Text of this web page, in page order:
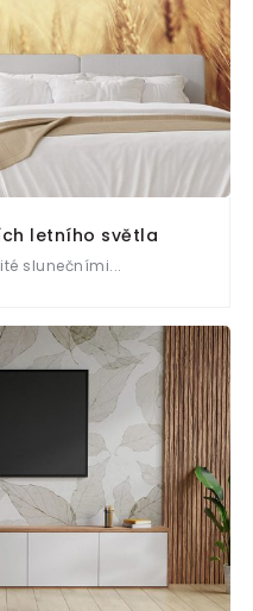
letního světla
slunečními...